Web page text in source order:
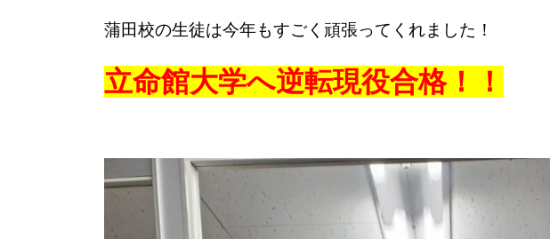
蒲田校の生徒は今年もすごく頑張ってくれました！
立命館大学へ逆転現役合格！！